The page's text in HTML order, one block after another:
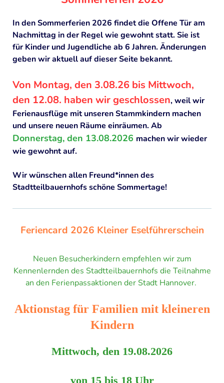
SITEMAP
In den Sommerferien 2026 findet die Offene Tür am
Nachmittag in der Regel wie gewohnt statt. Sie ist
für Kinder und Jugendliche ab 6 Jahren. Änderungen
geben wir aktuell auf dieser Seite bekannt.
Von Montag, den 3.08.26 bis Mittwoch,
den 12.08. haben wir geschlossen, weil wir
Ferienausflüge mit unseren Stammkindern machen
und unsere neuen Räume einräumen. Ab
Donnerstag, den 13.08.2026 machen wir wieder
wie gewohnt auf.
Wir wünschen allen Freund*innen des
Stadtteilbauernhofs schöne Sommertage!
Feriencard 2026 Kleiner Eselführerschein
Neuen Besucherkindern empfehlen wir zum
Kennenlernden des Stadtteilbauernhofs die Teilnahme
an den Ferienpassaktionen der Stadt Hannover.
Aktionstag für Familien mit kleineren
Kindern
Mittwoch, den 19.08.2026
von 15 bis 18 Uhr